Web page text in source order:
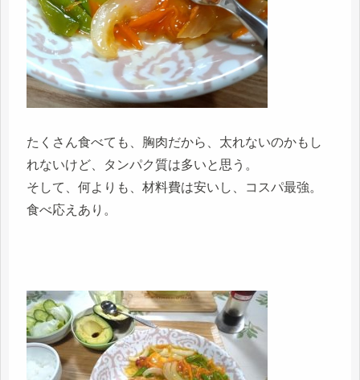
たくさん食べても、胸肉だから、太れないのかもし
れないけど、タンパク質は多いと思う。
そして、何よりも、材料費は安いし、コスパ最強。
食べ応えあり。